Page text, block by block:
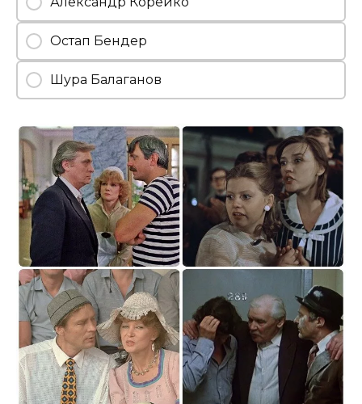
Остап Бендер
Шура Балаганов